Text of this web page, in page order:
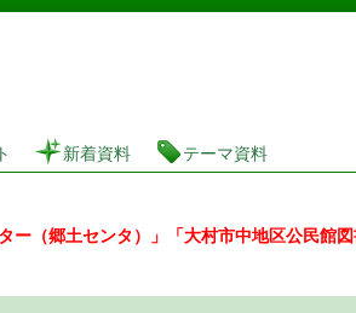
館 蔵書検索・予約システム
新着資料 テーマ資料
（郷土センタ）」「大村市中地区公民館